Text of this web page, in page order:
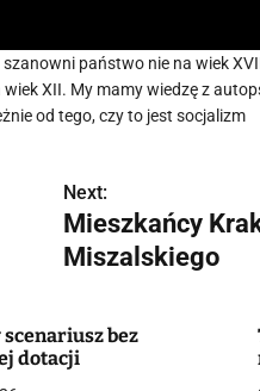
państwo nie na wiek
XII. My mamy wiedzę z
od tego, czy to jest socjalizm
Next:
Mieszkańcy
Miszalskiego
bez
dotacji